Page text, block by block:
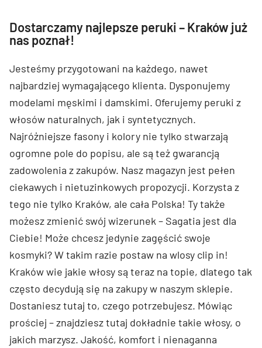
Dostarczamy najlepsze peruki – Kraków już
nas poznał!
Jesteśmy przygotowani na każdego, nawet
najbardziej wymagającego klienta. Dysponujemy
modelami męskimi i damskimi. Oferujemy peruki z
włosów naturalnych, jak i syntetycznych.
Najróżniejsze fasony i kolory nie tylko stwarzają
ogromne pole do popisu, ale są też gwarancją
zadowolenia z zakupów. Nasz magazyn jest pełen
ciekawych i nietuzinkowych propozycji. Korzysta z
tego nie tylko Kraków, ale cała Polska! Ty także
możesz zmienić swój wizerunek – Sagatia jest dla
Ciebie! Może chcesz jedynie zagęścić swoje
kosmyki? W takim razie postaw na wlosy clip in!
Kraków wie jakie włosy są teraz na topie, dlatego tak
często decydują się na zakupy w naszym sklepie.
Dostaniesz tutaj to, czego potrzebujesz. Mówiąc
prościej – znajdziesz tutaj dokładnie takie włosy, o
jakich marzysz. Jakość, komfort i nienaganna